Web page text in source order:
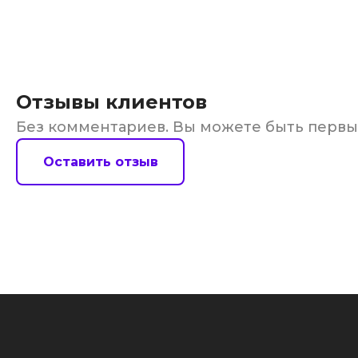
Отзывы клиентов
Без комментариев. Вы можете быть
Оставить отзыв